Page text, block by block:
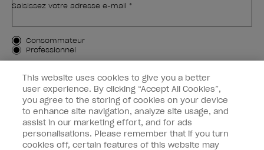
Saisissez votre adresse e-mail *
Type de client
Consommateur
Professionnel
M'INSCRIRE
Informations clients
OPI & vous
This website uses cookies to give you a better
user experience. By clicking “Accept All Cookies”,
you agree to the storing of cookies on your device
to enhance site navigation, analyze site usage, and
assist in our marketing effort, and for ads
personalisations. Please remember that if you turn
cookies off, certain features of this website may